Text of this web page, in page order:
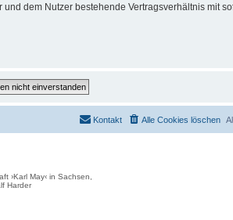
dem Nutzer bestehende Vertragsverhältnis mit
Alle Cookies löschen
Kontakt
›Karl May‹ in Sachsen,
Harder